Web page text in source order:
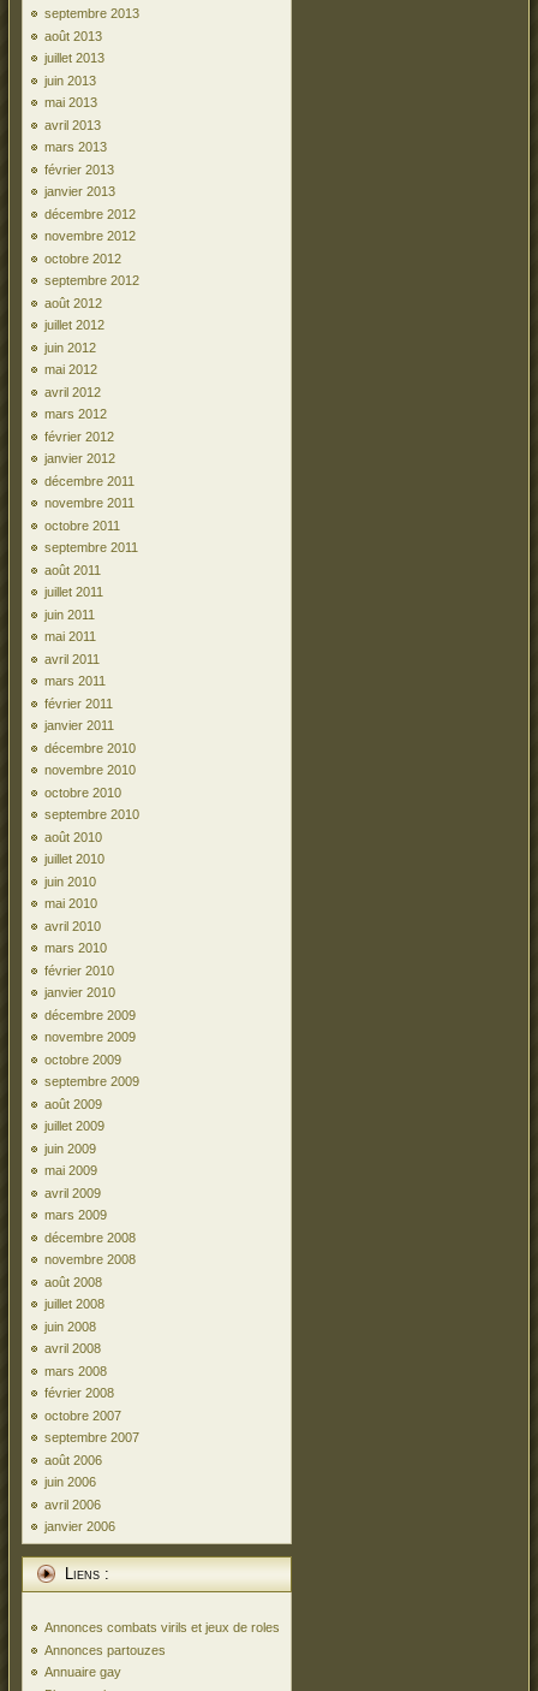
septembre 2013
août 2013
juillet 2013
juin 2013
mai 2013
avril 2013
mars 2013
février 2013
janvier 2013
décembre 2012
novembre 2012
octobre 2012
septembre 2012
août 2012
juillet 2012
juin 2012
mai 2012
avril 2012
mars 2012
février 2012
janvier 2012
décembre 2011
novembre 2011
octobre 2011
septembre 2011
août 2011
juillet 2011
juin 2011
mai 2011
avril 2011
mars 2011
février 2011
janvier 2011
décembre 2010
novembre 2010
octobre 2010
septembre 2010
août 2010
juillet 2010
juin 2010
mai 2010
avril 2010
mars 2010
février 2010
janvier 2010
décembre 2009
novembre 2009
octobre 2009
septembre 2009
août 2009
juillet 2009
juin 2009
mai 2009
avril 2009
mars 2009
décembre 2008
novembre 2008
août 2008
juillet 2008
juin 2008
avril 2008
mars 2008
février 2008
octobre 2007
septembre 2007
août 2006
juin 2006
avril 2006
janvier 2006
Liens :
Annonces combats virils et jeux de roles
Annonces partouzes
Annuaire gay